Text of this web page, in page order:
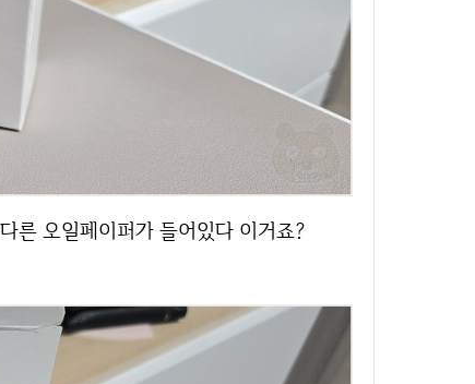
른 오일페이퍼가 들어있다 이거죠?